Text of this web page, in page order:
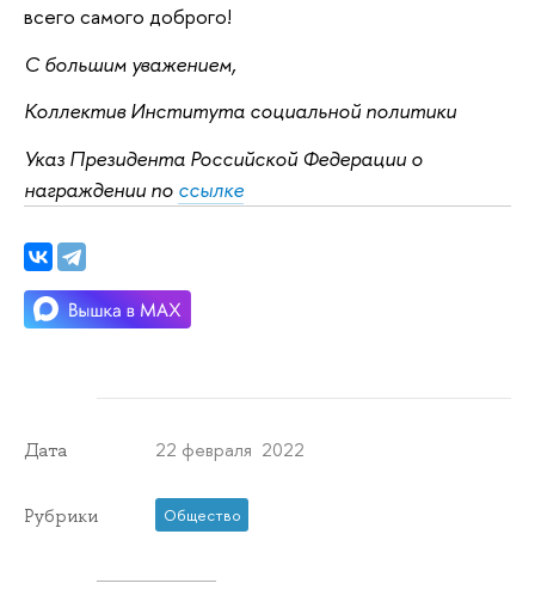
всего самого доброго!
С большим уважением,
Коллектив Института социальной политики
Указ Президента Российской Федерации о
награждении по ссылке
Дата 22 февраля 2022
Рубрики Общество